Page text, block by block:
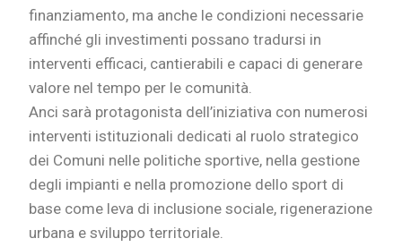
finanziamento, ma anche le condizioni necessarie
affinché gli investimenti possano tradursi in
interventi efficaci, cantierabili e capaci di generare
valore nel tempo per le comunità.
Anci sarà protagonista dell’iniziativa con numerosi
interventi istituzionali dedicati al ruolo strategico
dei Comuni nelle politiche sportive, nella gestione
degli impianti e nella promozione dello sport di
base come leva di inclusione sociale, rigenerazione
urbana e sviluppo territoriale.